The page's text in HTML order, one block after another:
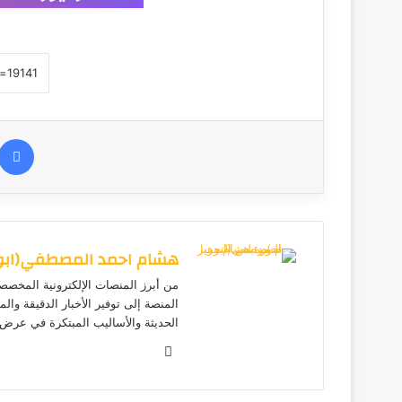
هشام احمد
من أبرز المنصات الإلكترونية
المنصة إلى توفير الأخبار الدقيقة
الحديثة والأساليب المبتكرة في عرض
الوي